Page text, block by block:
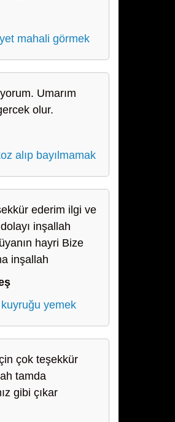
mahali görmek
Umarım
olur.
alıp bayılmamak
ederim ilgi ve
inşallah
hayri Bize
inşallah
yemek
çok teşekkür
tamda
gibi çıkar